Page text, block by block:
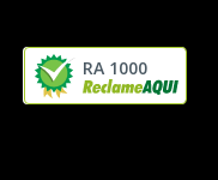
RA 1000